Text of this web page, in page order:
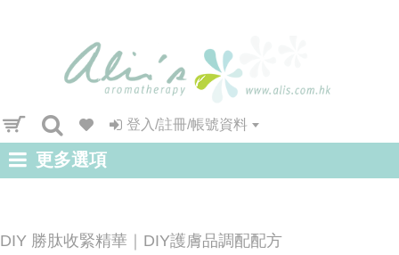
登入/註冊/帳號資料
更多選項
DIY 勝肽收緊精華｜DIY護膚品調配配方